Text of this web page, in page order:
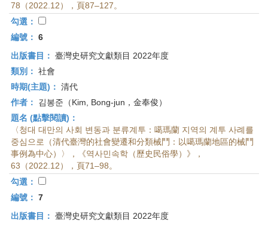
78（2022.12），頁87–127。
勾選：
編號： 6
出版書目： 臺灣史研究文獻類目 2022年度
類別： 社會
時期(主題)： 清代
作者：
김봉준（Kim, Bong-jun，金奉俊）
題名 (點擊閱讀)：
〈청대 대만의 사회 변동과 분류계투：噶瑪蘭 지역의 계투 사례를
중심으로（清代臺灣的社會變遷和分類械鬥：以噶瑪蘭地區的械鬥
事例為中心）〉，《역사민속학（歷史民俗學）》，
63（2022.12），頁71–98。
勾選：
編號： 7
出版書目： 臺灣史研究文獻類目 2022年度